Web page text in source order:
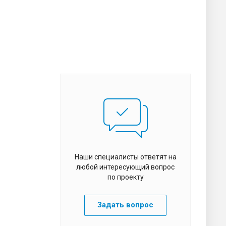
Наши специалисты ответят на
любой интересующий вопрос
по проекту
Задать вопрос